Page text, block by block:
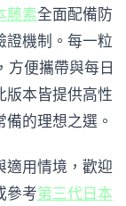
藤素全面配備防
證機制。每一粒
方便攜帶與每日
版本皆提供高性
的理想之選。
適用情境，歡迎
參考第三代日本